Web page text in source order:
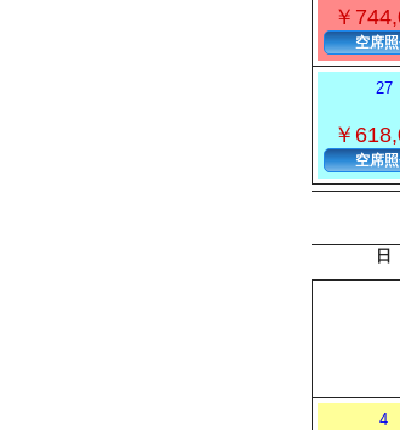
￥
空席
27
￥
空席
日
4